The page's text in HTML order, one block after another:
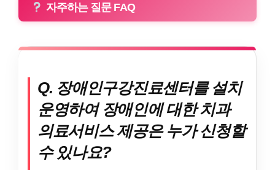
자주하는 질문 FAQ
Q. 장애인구강진료센터를 설치
운영하여 장애인에 대한 치과
의료서비스 제공은 누가 신청할
수 있나요?